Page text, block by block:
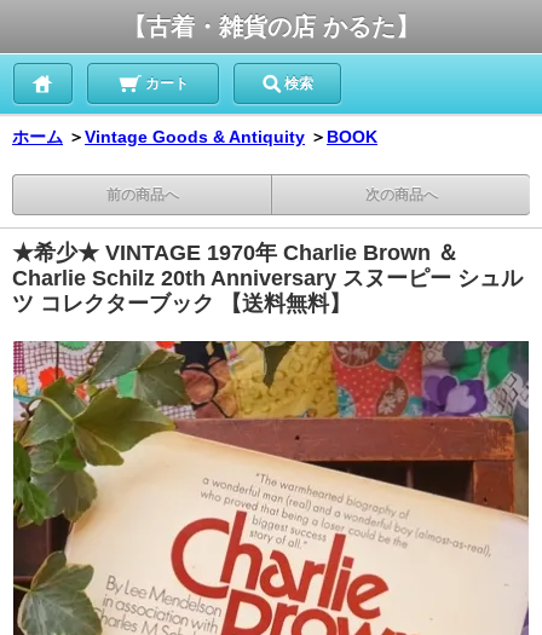
【古着・雑貨の店 かるた】
カート 検索
ホーム ＞Vintage Goods & Antiquity ＞ BOOK
前の商品へ 次の商品へ
★希少★ VINTAGE 1970年 Charlie Brown ＆
Charlie Schilz 20th Anniversary スヌーピー シュル
ツ コレクターブック 【送料無料】